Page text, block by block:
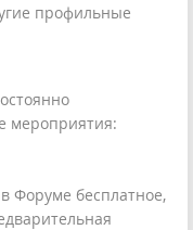
профильные
мероприятия:
Форуме бесплатное,